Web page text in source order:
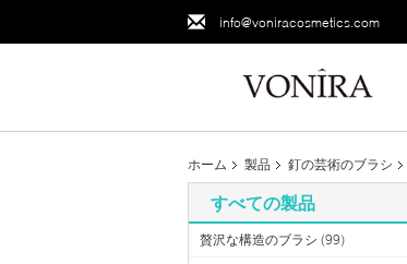
info@voniracosmetics.com
ホーム 製品 釘の芸術のブラシ
すべての製品
贅沢な構造のブラシ (99)